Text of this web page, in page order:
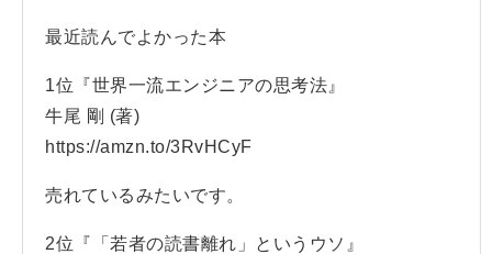
最近読んでよかった本
1位『世界一流エンジニアの思考法』
牛尾 剛 (著)
https://amzn.to/3RvHCyF
売れているみたいです。
2位『「若者の読書離れ」というウソ』